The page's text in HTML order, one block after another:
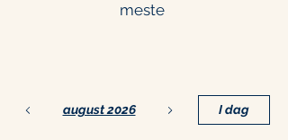
meste
august 2026 I dag